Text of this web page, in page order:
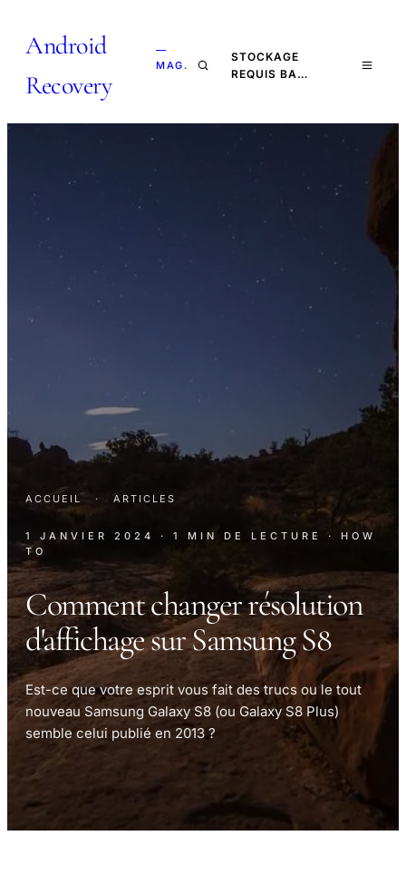
Android
Recovery
—
MAG.
STOCKAGE
REQUIS BA…
ACCUEIL · ARTICLES
1 JANVIER 2024 · 1 MIN DE LECTURE
· HOW
TO
Comment changer résolution
d'affichage sur Samsung S8
Est-ce que votre esprit vous fait des trucs ou le tout
nouveau Samsung Galaxy S8 (ou Galaxy S8 Plus)
semble celui publié en 2013 ?